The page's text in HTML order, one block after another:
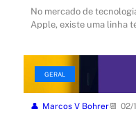
No mercado de
Apple, existe uma linha
GERAL
Marcos V Bohrer 02/